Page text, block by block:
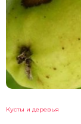
Кусты и деревья